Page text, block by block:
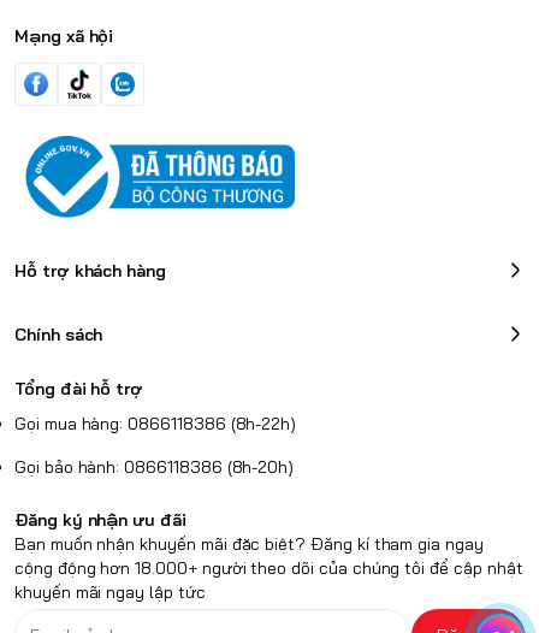
Mạng xã hội
Hỗ trợ khách hàng
Chính sách
Tổng đài hỗ trợ
Gọi mua hàng: 0866118386 (8h-22h)
Gọi bảo hành: 0866118386 (8h-20h)
Đăng ký nhận ưu đãi
Bạn muốn nhận khuyến mãi đặc biệt? Đăng kí tham gia ngay
cộng động hơn 18.000+ người theo dõi của chúng tôi để cập nhật
khuyến mãi ngay lập tức